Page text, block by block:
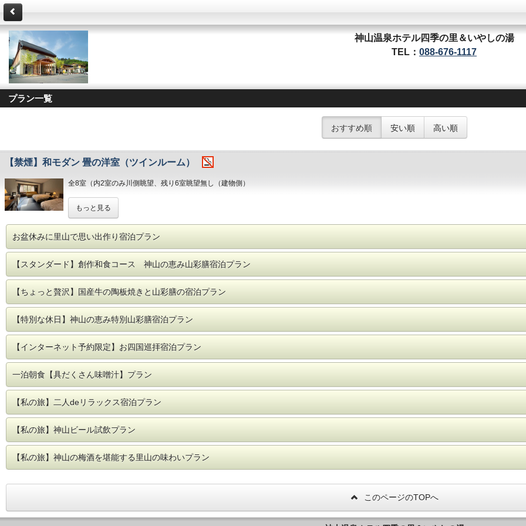
神山温泉ホテル四季の里＆いやしの湯
TEL： 088-676-1117
プラン一覧
おすすめ順 安い順 高い順
【禁煙】和モダン 畳の洋室（ツインルーム）
全8室（内2室のみ川側眺望、残り6室眺望無し（建物側）
※スイートルームではございません。
テレビ、冷蔵庫（空）、湯茶セット、目覚まし時計、シャワートイレ、タオル、バスタオル、歯ブラシ、ヘアードライヤー。
※ユニットバス付き
◎宿泊者専用温泉は、午後3時のチェックインから翌朝午前9時30分まで、夜中・早朝を問わずご入浴いただけます。
浴室にはシャンプー、リンス、ボディーソープの備付けがあります。
※化粧水などの共用アメニティは新型コロナウィルス感染防止の為、撤去させていただいております。
※喫煙所は、ホテル1Fロビーといやしの湯2Fにございます。
もっと見る
お盆休みに里山で思い出作り宿泊プラン
【スタンダード】創作和食コース 神山の恵み山彩膳宿泊プラン
【ちょっと贅沢】国産牛の陶板焼きと山彩膳の宿泊プラン
【特別な休日】神山の恵み特別山彩膳宿泊プラン
【インターネット予約限定】お四国巡拝宿泊プラン
一泊朝食【具だくさん味噌汁】プラン
【私の旅】二人deリラックス宿泊プラン
【私の旅】神山ビール試飲プラン
【私の旅】神山の梅酒を堪能する里山の味わいプラン
このページのTOPへ